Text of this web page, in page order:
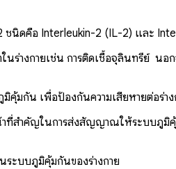
ชนิดคือ Interleukin-2 (IL-2) และ
างกายเช่น การติดเชื้อจุลินทรีย์ นอ
มกัน เพื่อป้องกันความเสียหายต่อร่าง
สำคัญในการส่งสัญญาณให้ระบบภูมิ
ระบบภูมิคุ้มกันของร่างกาย